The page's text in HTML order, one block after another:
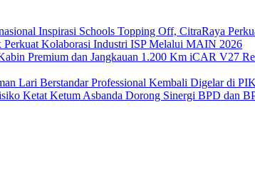
Inspirasi Schools Topping Off, CitraRaya
Perkuat Kolaborasi Industri ISP Melalui MAIN 2026
iCAR V27
Kembali Digelar di
Ketum Asbanda Dorong Sinergi BPD dan